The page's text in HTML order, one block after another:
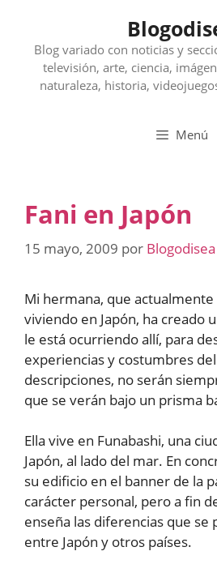
contenidoBlog variado con noticias y
televisión, arte, ciencia,
naturaleza, historia,
Menú
Fani en Japón
15 mayo, 2009 por Blogodisea
Mi hermana, que
viviendo en Japón, ha creado
le está ocurriendo allí, para
experiencias y costumbres
descripciones, no serán
que se verán bajo un prisma
Ella vive en Funabashi, una
Japón, al lado del mar. En
su edificio en el banner de la
carácter personal, pero a fin
enseña las diferencias que se
entre Japón y otros países.